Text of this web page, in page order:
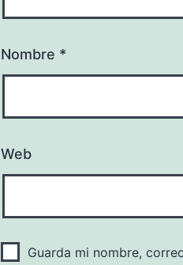
Nombre *
Web
Guarda mi nombre,